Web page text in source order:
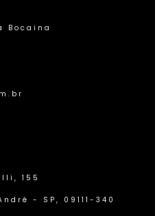
Bocaina
155
- SP, 09111-340